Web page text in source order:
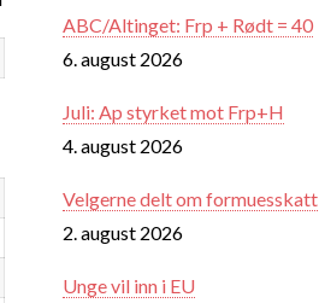
ABC/Altinget: Frp + Rødt = 40
6. august 2026
Juli: Ap styrket mot Frp+H
4. august 2026
Velgerne delt om formuesskatt
2. august 2026
Unge vil inn i EU